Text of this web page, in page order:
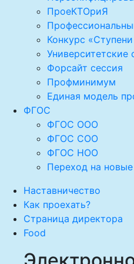
ПроеКТОриЯ
Конкурс
Университетские
Форсайт сессия
Профминимум
Единая модель
ФГОС
ФГОС ООО
ФГОС СОО
ФГОС НОО
Переход на
Наставничество
Как проехать?
Страница директора
Food